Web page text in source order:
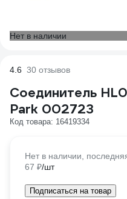
Нет в наличии
4.6 30 отзывов
Соединитель
Park 002723
Код товара: 16419334
Нет в наличии,
67 ₽/шт
Подписаться на товар